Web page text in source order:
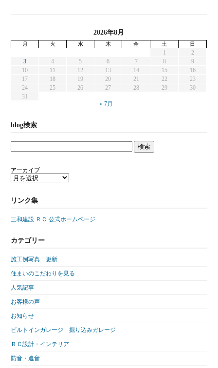
2026年8月
月 火 水 木 金 土 日
1
2
3
4 5 6 7 8
9
10
11 12 13 14 15
16
17
18 19 20 21 22
23
24
25 26 27 28 29
30
31
« 7月
blog検索
アーカイブ
リンク集
三和建設 ＲＣ 公式ホームページ
カテゴリー
施工例写真 更新
住まいのこだわりを見る
人気記事
お客様の声
お知らせ
ビルトインガレージ 掘り込みガレージ
ＲＣ設計・インテリア
防音・遮音